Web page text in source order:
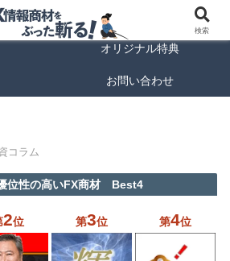
FX手法解説
オリジナル特典
お問い合わせ
コラム
位性の高いFX商材 Best4
2位 第3位 第4位
検索